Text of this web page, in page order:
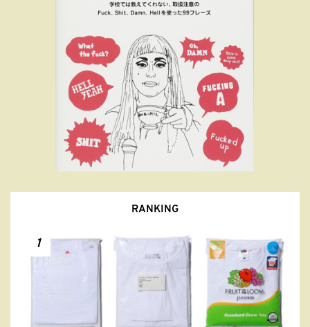
RANKING
1